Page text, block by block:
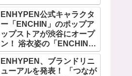
ENHYPEN公式キャラクタ
ー「ENCHIN」のポップア
ップストアが渋谷にオープ
ン！ 浴衣姿の「ENCHIN」
が登場
ENHYPEN、ブランドリニ
ューアルを発表！ 「つなが